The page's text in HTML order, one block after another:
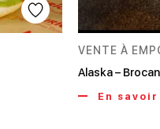
VENTE À
Alaska –
En